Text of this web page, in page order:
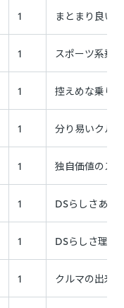
1 まとまり良い
1 スポーツ系乗
1 控えめな乗り
1 分り易いクル
1 独自価値のス
1 DSらしさある
1 DSらしさ理解
1 クルマの出来